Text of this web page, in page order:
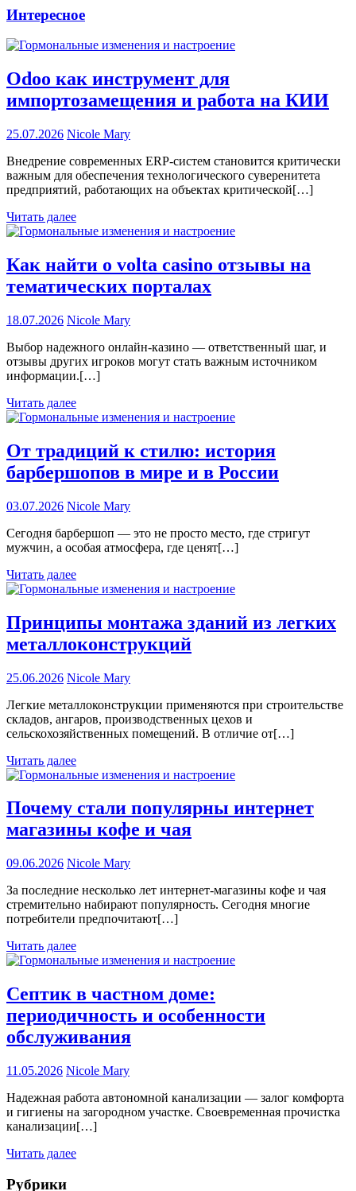
Интересное
Odoo как инструмент для
импортозамещения и работа на КИИ
25.07.2026 Nicole Mary
Внедрение современных ERP-систем становится критически
важным для обеспечения технологического суверенитета
предприятий, работающих на объектах критической[…]
Читать далее
Как найти о volta casino отзывы на
тематических порталах
18.07.2026 Nicole Mary
Выбор надежного онлайн-казино — ответственный шаг, и
отзывы других игроков могут стать важным источником
информации.[…]
Читать далее
От традиций к стилю: история
барбершопов в мире и в России
03.07.2026 Nicole Mary
Сегодня барбершоп — это не просто место, где стригут
мужчин, а особая атмосфера, где ценят[…]
Читать далее
Принципы монтажа зданий из легких
металлоконструкций
25.06.2026 Nicole Mary
Легкие металлоконструкции применяются при строительстве
складов, ангаров, производственных цехов и
сельскохозяйственных помещений. В отличие от[…]
Читать далее
Почему стали популярны интернет
магазины кофе и чая
09.06.2026 Nicole Mary
За последние несколько лет интернет-магазины кофе и чая
стремительно набирают популярность. Сегодня многие
потребители предпочитают[…]
Читать далее
Септик в частном доме:
периодичность и особенности
обслуживания
11.05.2026 Nicole Mary
Надежная работа автономной канализации — залог комфорта
и гигиены на загородном участке. Своевременная прочистка
канализации[…]
Читать далее
Рубрики